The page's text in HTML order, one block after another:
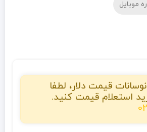
قیمت دلار، لطفا
استعلام قیمت کنید.